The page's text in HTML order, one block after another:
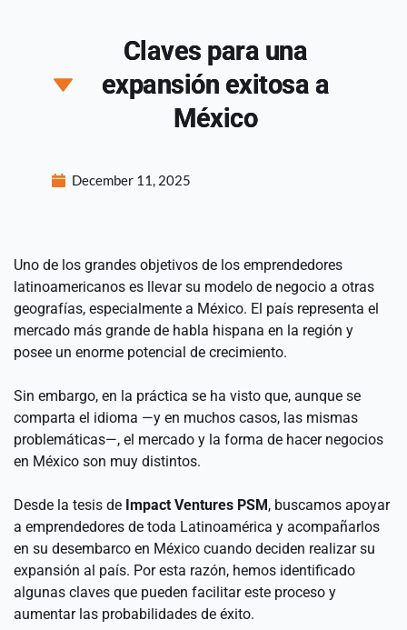
Claves para una
expansión exitosa a
México
December 11, 2025
Uno de los grandes objetivos de los emprendedores
latinoamericanos es llevar su modelo de negocio a otras
geografías, especialmente a México. El país representa el
mercado más grande de habla hispana en la región y
posee un enorme potencial de crecimiento.
Sin embargo, en la práctica se ha visto que, aunque se
comparta el idioma —y en muchos casos, las mismas
problemáticas—, el mercado y la forma de hacer negocios
en México son muy distintos.
Desde la tesis de Impact Ventures PSM, buscamos apoyar
a emprendedores de toda Latinoamérica y acompañarlos
en su desembarco en México cuando deciden realizar su
expansión al país. Por esta razón, hemos identificado
algunas claves que pueden facilitar este proceso y
aumentar las probabilidades de éxito.